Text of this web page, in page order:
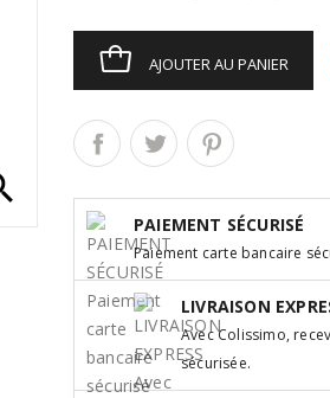
AJOUTER AU PANIER
PAIEMENT SÉCURISÉ
Paiement carte bancaire
LIVRAISON
Avec Colissimo,
sécurisée.